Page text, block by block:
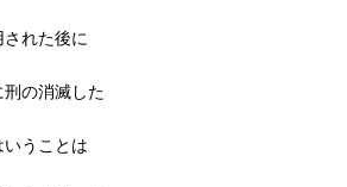
れた後に
の消滅した
うことは